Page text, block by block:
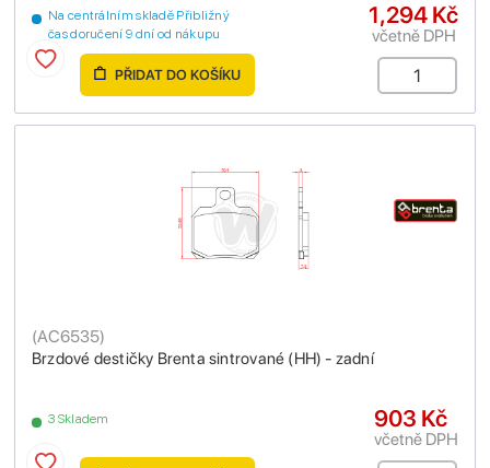
Na centrálním skladě Přibližný
čas doručení 9 dní od nákupu
1,294 Kč
včetně DPH
PŘIDAT DO KOŠÍKU
Brzdové destičky Brenta sintrované (HH) - zadní
(AC6535)
3 Skladem 903 Kč
včetně DPH